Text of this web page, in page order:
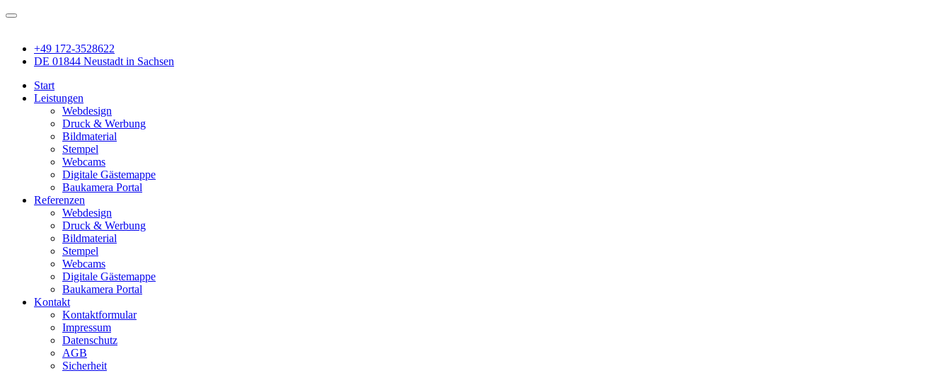
+49 172-3528622
DE 01844 Neustadt in Sachsen
Start
Leistungen
Webdesign
Druck & Werbung
Bildmaterial
Stempel
Webcams
Digitale Gästemappe
Baukamera Portal
Referenzen
Webdesign
Druck & Werbung
Bildmaterial
Stempel
Webcams
Digitale Gästemappe
Baukamera Portal
Kontakt
Kontaktformular
Impressum
Datenschutz
AGB
Sicherheit